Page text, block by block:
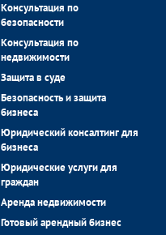
Консультация по
безопасности
Консультация по
недвижимости
Защита в суде
Безопасность и защита
бизнеса
Юридический консалтинг для
бизнеса
Юридические услуги для
граждан
Аренда недвижимости
Готовый арендный бизнес